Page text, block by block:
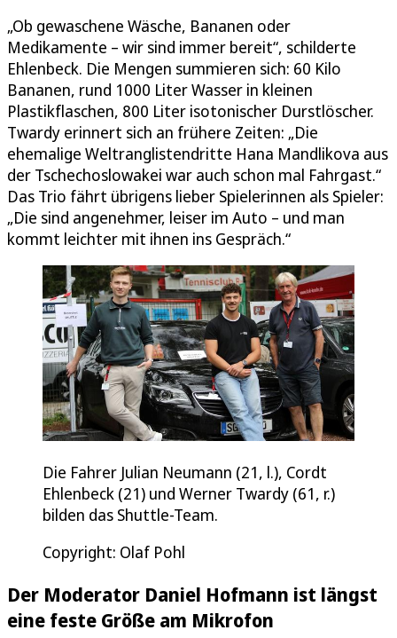
„Ob gewaschene Wäsche, Bananen oder
Medikamente – wir sind immer bereit“, schilderte
Ehlenbeck. Die Mengen summieren sich: 60 Kilo
Bananen, rund 1000 Liter Wasser in kleinen
Plastikflaschen, 800 Liter isotonischer Durstlöscher.
Twardy erinnert sich an frühere Zeiten: „Die
ehemalige Weltranglistendritte Hana Mandlikova aus
der Tschechoslowakei war auch schon mal Fahrgast.“
Das Trio fährt übrigens lieber Spielerinnen als Spieler:
„Die sind angenehmer, leiser im Auto – und man
kommt leichter mit ihnen ins Gespräch.“
Die Fahrer Julian Neumann (21, l.), Cordt
Ehlenbeck (21) und Werner Twardy (61, r.)
bilden das Shuttle-Team.
Copyright: Olaf Pohl
Der Moderator Daniel Hofmann ist längst
eine feste Größe am Mikrofon